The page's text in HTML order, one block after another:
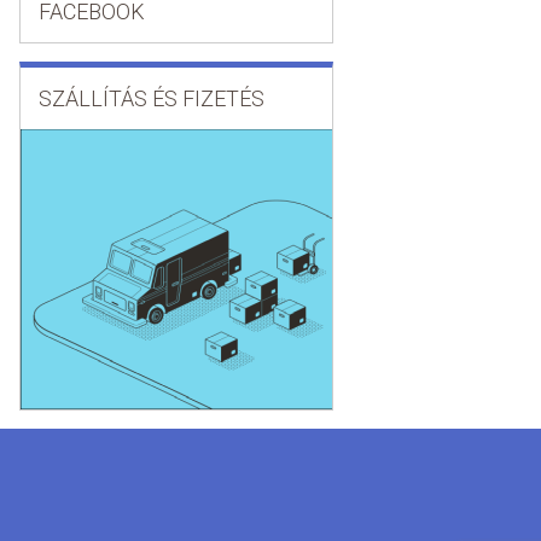
FACEBOOK
SZÁLLÍTÁS ÉS FIZETÉS